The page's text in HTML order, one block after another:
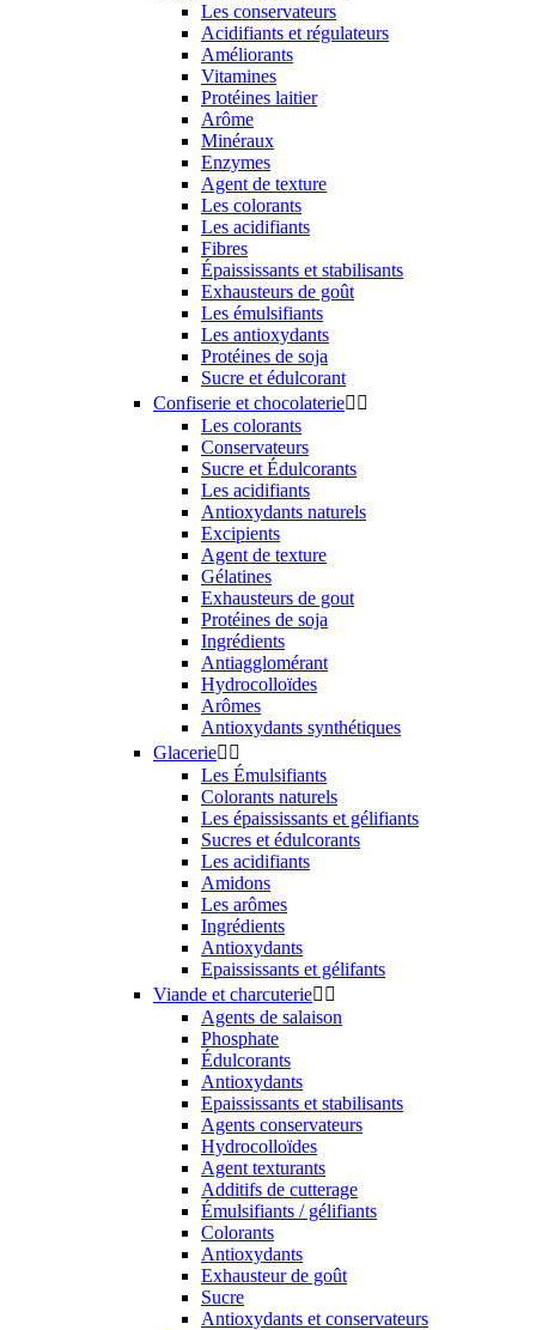
Les conservateurs
Acidifiants et régulateurs
Améliorants
Vitamines
Protéines laitier
Arôme
Minéraux
Enzymes
Agent de texture
Les colorants
Les acidifiants
Fibres
Épaississants et stabilisants
Exhausteurs de goût
Les émulsifiants
Les antioxydants
Protéines de soja
Sucre et édulcorant
Confiserie et chocolaterie 
Les colorants
Conservateurs
Sucre et Édulcorants
Les acidifiants
Antioxydants naturels
Excipients
Agent de texture
Gélatines
Exhausteurs de gout
Protéines de soja
Ingrédients
Antiagglomérant
Hydrocolloïdes
Arômes
Antioxydants synthétiques
Glacerie 
Les Émulsifiants
Colorants naturels
Les épaississants et gélifiants
Sucres et édulcorants
Les acidifiants
Amidons
Les arômes
Ingrédients
Antioxydants
Epaississants et gélifants
Viande et charcuterie 
Agents de salaison
Phosphate
Édulcorants
Antioxydants
Epaississants et stabilisants
Agents conservateurs
Hydrocolloïdes
Agent texturants
Additifs de cutterage
Émulsifiants / gélifiants
Colorants
Antioxydants
Exhausteur de goût
Sucre
Antioxydants et conservateurs